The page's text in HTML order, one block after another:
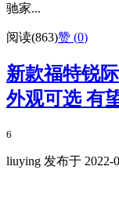
驰家...
阅读(863)赞 (0)
新款福特锐
外观可选 有
6
liuying 发布于 2022-